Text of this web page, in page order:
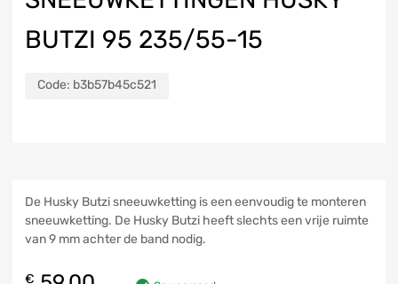
BUTZI 95 235/55-15
Code: b3b57b45c521
De Husky Butzi sneeuwketting is een eenvoudig te monteren
sneeuwketting. De Husky Butzi heeft slechts een vrije ruimte
van 9 mm achter de band nodig.
€